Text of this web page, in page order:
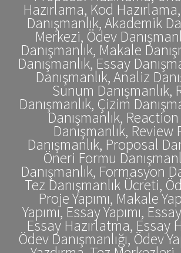
Hazırlama, Kod
Danışmanlık, Akademik
Merkezi, Ödev
Danışmanlık, Makale
Danışmanlık, Essay
Danışmanlık, Analiz
Sunum Danışmanlık,
Danışmanlık, Çizim
Danışmanlık,
Danışmanlık, Review
Danışmanlık, Proposal
Öneri Formu
Danışmanlık, Formasyon
Tez Danışmanlık Ücreti,
Proje Yapımı, Makale
Yapımı, Essay Yapımı,
Essay Hazırlatma, Essay
Ödev Danışmanlığı, Ödev